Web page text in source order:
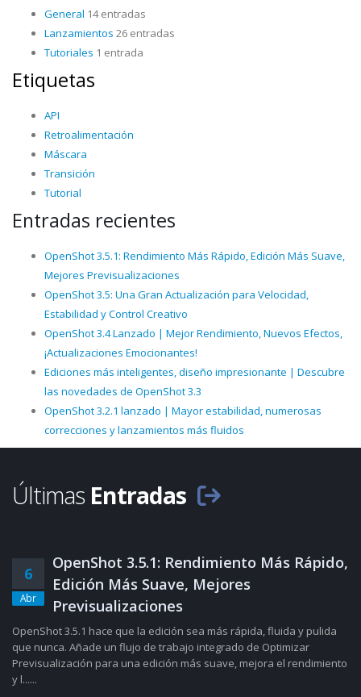
General 14 entradas
Lanzamientos 26 entradas
Tutoriales 1 entrada
Etiquetas
API
Retroalimentación
Máscara
Transición
Tutorial
Entradas recientes
OpenShot 3.5.1: Rendimiento Más Rápido, Edición Más Suave,
Mejores Previsualizaciones
OpenShot 3.5: Una Gran Actualización para Velocidad,
Estabilidad y Control Creativo
OpenShot 3.4 Lanzado | Mejor Rendimiento, Nuevos Efectos,
¡Actualizaciones Emocionantes!
Ediciones más inteligentes, diseño impresionante | Descubre
las novedades de OpenShot 3.3
OpenShot 3.2.1 lanzado | Mayor estabilidad, numerosas
correcciones y lanzamientos más fluidos
Últimas Entradas
6
Abr
OpenShot 3.5.1: Rendimiento Más Rápido,
Edición Más Suave, Mejores
Previsualizaciones
OpenShot 3.5.1 hace que la edición sea más rápida, fluida y pulida
que nunca. Añade un flujo de trabajo integrado de Optimizar
Previsualización para una edición más suave, mejora el rendimiento
y l......